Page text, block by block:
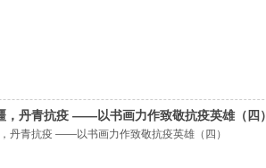
，丹青抗疫 ——以书画力作致敬抗疫英雄（四）
丹青抗疫 ——以书画力作致敬抗疫英雄（四）